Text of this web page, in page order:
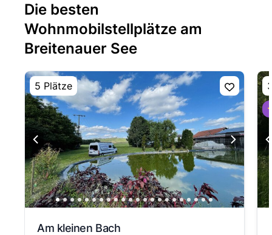
Die besten
Wohnmobilstellplätze am
Breitenauer See
5 Plätze
Am kleinen Bach